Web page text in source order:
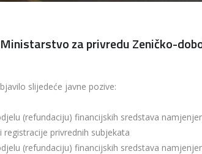
za privredu Zeničko-
slijedeće javne pozive:
(refundaciju) financijskih sredstava
privrednih subjekata
(refundaciju) financijskih sredstava